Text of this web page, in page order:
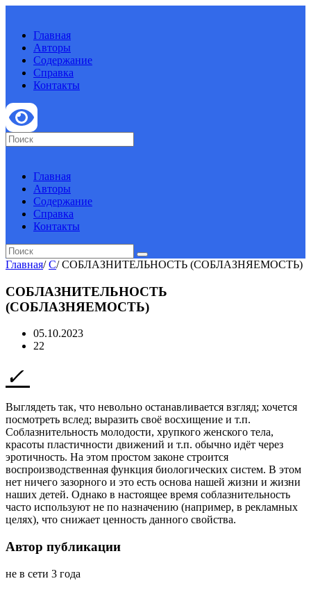
Главная
Авторы
Содержание
Справка
Контакты
Главная
Авторы
Содержание
Справка
Контакты
Главная/ С/ СОБЛАЗНИТЕЛЬНОСТЬ (СОБЛАЗНЯЕМОСТЬ)
СОБЛАЗНИТЕЛЬНОСТЬ
(СОБЛАЗНЯЕМОСТЬ)
05.10.2023
22
Выглядеть так, что невольно останавливается взгляд; хочется
посмотреть вслед; выразить своё восхищение и т.п.
Соблазнительность молодости, хрупкого женского тела,
красоты пластичности движений и т.п. обычно идёт через
эротичность. На этом простом законе строится
воспроизводственная функция биологических систем. В этом
нет ничего зазорного и это есть основа нашей жизни и жизни
наших детей. Однако в настоящее время соблазнительность
часто используют не по назначению (например, в рекламных
целях), что снижает ценность данного свойства.
Автор публикации
не в сети 3 года